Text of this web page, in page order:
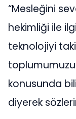
“Mesleğini
hekimliği ile
teknolojiyi
konusunda
diyerek